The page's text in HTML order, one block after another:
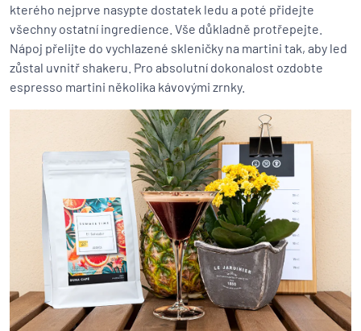
kterého nejprve nasypte dostatek ledu a poté přidejte
všechny ostatní ingredience. Vše důkladně protřepejte.
Nápoj přelijte do vychlazené skleničky na martini tak, aby led
zůstal uvnitř shakeru. Pro absolutní dokonalost ozdobte
espresso martini několika kávovými zrnky.